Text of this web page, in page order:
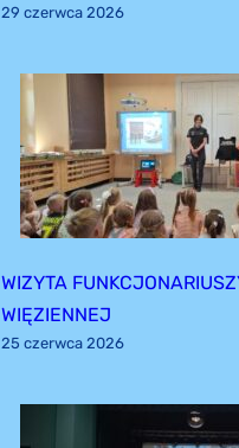
29 czerwca 2026
WIZYTA
WIĘZIENNEJ
25 czerwca 2026